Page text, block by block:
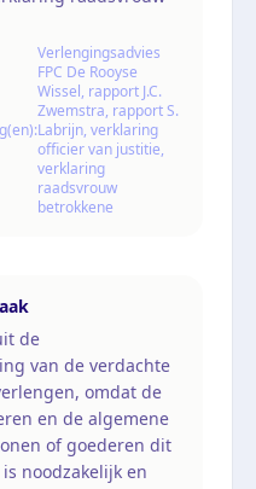
Verlengingsadvies
FPC De Rooyse
Wissel, rapport J.C.
Zwemstra, rapport S.
Labrijn, verklaring
officier van justitie,
verklaring
raadsvrouw
betrokkene
de
van de verdachte
omdat de
en de algemene
of goederen dit
noodzakelijk en